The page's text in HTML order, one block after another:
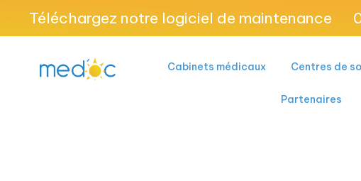
Téléchargez notre logiciel de maintenance
Cabinets médicaux Centres de
Partenaires